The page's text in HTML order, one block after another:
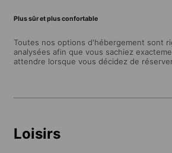
Plus sûr et plus confortable
Toutes nos options d'hébergement sont
analysées afin que vous sachiez
attendre lorsque vous décidez de
Loisirs